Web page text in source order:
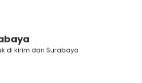
di kirim dari Surabaya